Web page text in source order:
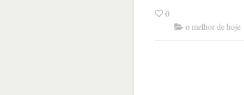
0
o melhor de hoje